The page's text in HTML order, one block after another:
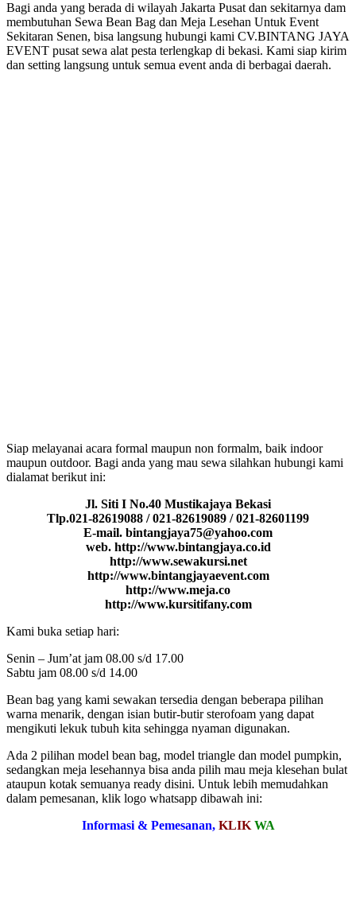
Bagi anda yang berada di wilayah Jakarta Pusat dan sekitarnya dam
membutuhan Sewa Bean Bag dan Meja Lesehan Untuk Event
Sekitaran Senen, bisa langsung hubungi kami CV.BINTANG JAYA
EVENT pusat sewa alat pesta terlengkap di bekasi. Kami siap kirim
dan setting langsung untuk semua event anda di berbagai daerah.
Siap melayanai acara formal maupun non formalm, baik indoor
maupun outdoor. Bagi anda yang mau sewa silahkan hubungi kami
dialamat berikut ini:
Jl. Siti I No.40 Mustikajaya Bekasi
Tlp.021-82619088 / 021-82619089 / 021-82601199
E-mail. bintangjaya75@yahoo.com
web. http://www.bintangjaya.co.id
http://www.sewakursi.net
http://www.bintangjayaevent.com
http://www.meja.co
http://www.kursitifany.com
Kami buka setiap hari:
Senin – Jum’at jam 08.00 s/d 17.00
Sabtu jam 08.00 s/d 14.00
Bean bag yang kami sewakan tersedia dengan beberapa pilihan
warna menarik, dengan isian butir-butir sterofoam yang dapat
mengikuti lekuk tubuh kita sehingga nyaman digunakan.
Ada 2 pilihan model bean bag, model triangle dan model pumpkin,
sedangkan meja lesehannya bisa anda pilih mau meja klesehan bulat
ataupun kotak semuanya ready disini. Untuk lebih memudahkan
dalam pemesanan, klik logo whatsapp dibawah ini:
Informasi & Pemesanan, KLIK WA